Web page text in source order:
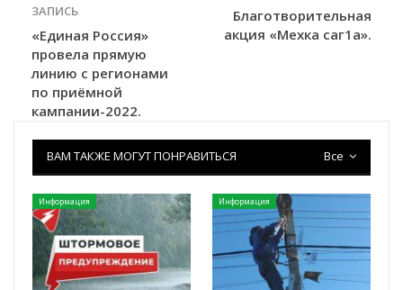
ЗАПИСЬ
«Единая Россия»
провела прямую
линию с регионами
по приёмной
кампании-2022.
Благотворительная
акция «Мехка саг1а».
Все
ВАМ ТАКЖЕ МОГУТ ПОНРАВИТЬСЯ
Информация Информация